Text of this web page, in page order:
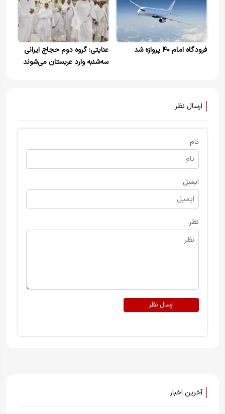
فرودگاه امام ۴۰ پروازه شد
عنایتی: گروه دوم حجاج ایرانی
سه‌شنبه وارد عربستان می‌شوند
ارسال نظر
نام
ایمیل
نظر:
ارسال نظر
آخرین اخبار